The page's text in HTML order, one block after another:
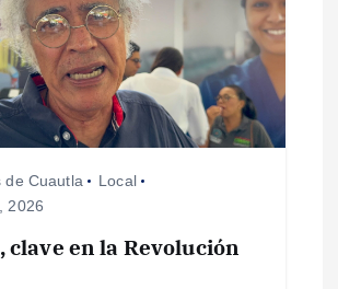
de Cuautla
Local
2026
clave en la Revolución